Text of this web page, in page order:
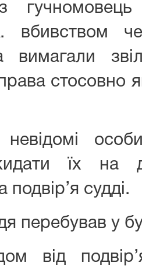
гучномовець
вбивством
вимагали
стосовно
невідомі
їх на
подвір’я судді.
перебував у
від